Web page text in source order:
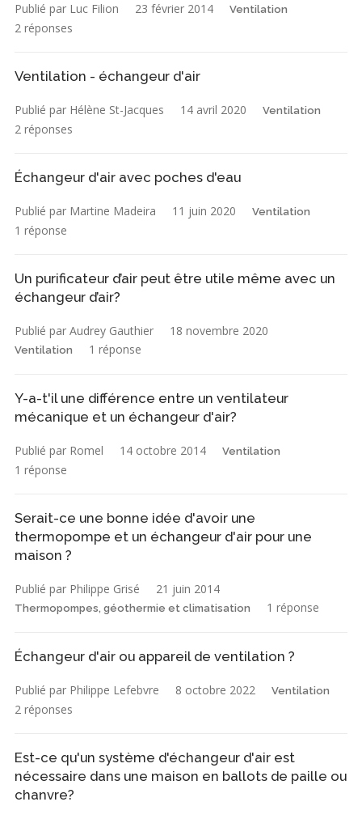
Publié par Luc Filion 23 février 2014 Ventilation
2 réponses
Ventilation - échangeur d'air
Publié par Hélène St-Jacques 14 avril 2020 Ventilation
2 réponses
Échangeur d'air avec poches d'eau
Publié par Martine Madeira 11 juin 2020 Ventilation
1 réponse
Un purificateur d’air peut être utile même avec un
échangeur d’air?
Publié par Audrey Gauthier 18 novembre 2020
Ventilation 1 réponse
Y-a-t'il une différence entre un ventilateur
mécanique et un échangeur d'air?
Publié par Romel 14 octobre 2014 Ventilation
1 réponse
Serait-ce une bonne idée d'avoir une
thermopompe et un échangeur d'air pour une
maison ?
Publié par Philippe Grisé 21 juin 2014
Thermopompes, géothermie et climatisation 1 réponse
Échangeur d'air ou appareil de ventilation ?
Publié par Philippe Lefebvre 8 octobre 2022 Ventilation
2 réponses
Est-ce qu'un système d'échangeur d'air est
nécessaire dans une maison en ballots de paille ou
chanvre?